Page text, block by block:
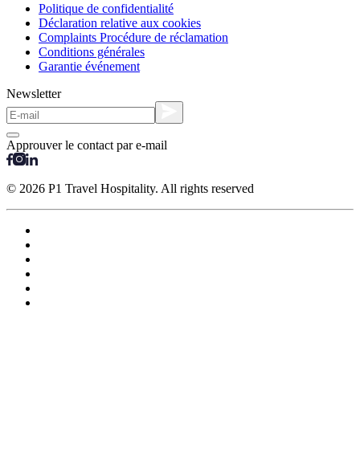
Politique de confidentialité
Déclaration relative aux cookies
Complaints Procédure de réclamation
Conditions générales
Garantie événement
Newsletter
Approuver le contact par e-mail
© 2026 P1 Travel Hospitality. All rights reserved